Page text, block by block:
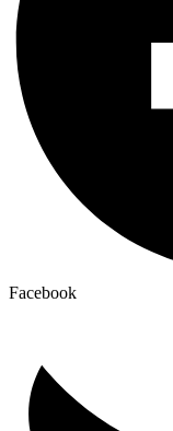
Facebook